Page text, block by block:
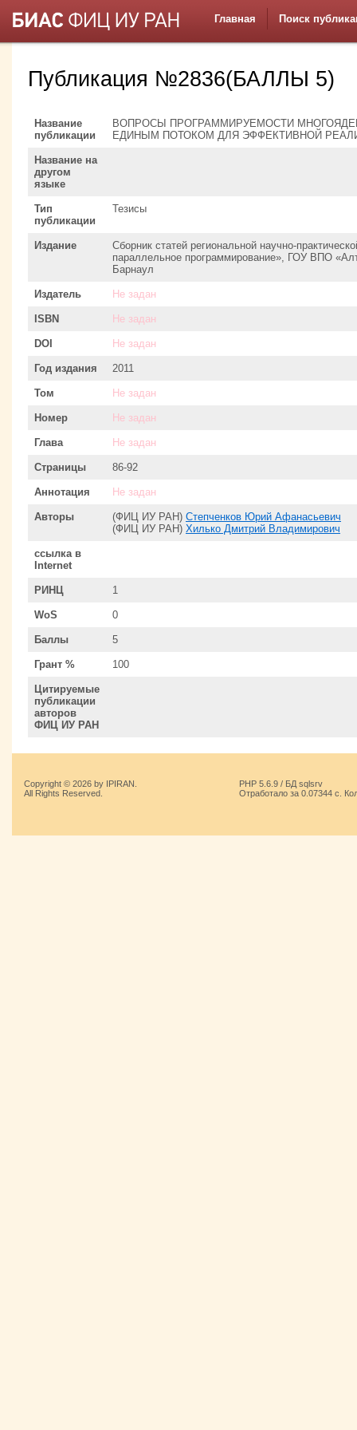
Главная Поиск
Публикация №2836(БАЛЛЫ 5)
Название
публикации
ВОПРОСЫ ПРОГРАММИРУЕМОСТИ
ЕДИНЫМ ПОТОКОМ ДЛЯ ЭФФЕКТИВНОЙ
Название на
другом
языке
Тип
публикации
Тезисы
Издание
Сборник статей региональной научно-
параллельное программирование», ГОУ ВПО
Барнаул
Издатель Не задан
ISBN Не задан
DOI Не задан
Год издания 2011
Том Не задан
Номер Не задан
Глава Не задан
Страницы 86-92
Аннотация Не задан
Авторы (ФИЦ ИУ РАН) Степченков Юрий Афанасьевич
(ФИЦ ИУ РАН) Хилько Дмитрий Владимирович
ссылка в
Internet
РИНЦ 1
WoS 0
Баллы 5
Грант % 100
Цитируемые
публикации
авторов
ФИЦ ИУ РАН
Copyright © 2026 by IPIRAN.
All Rights Reserved.
PHP 5.6.9 / БД sqlsrv
Отработало за 0.07344 с.